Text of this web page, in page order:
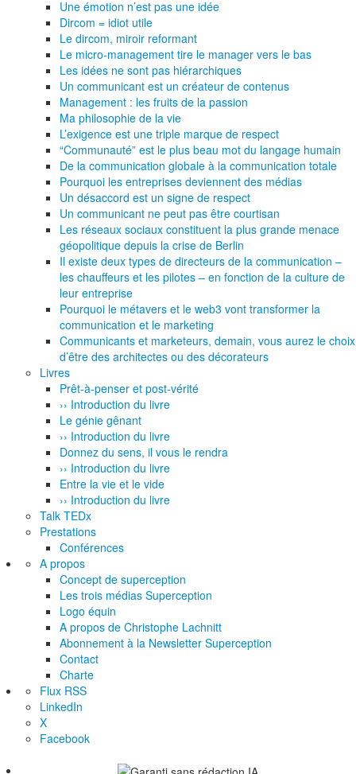
Une émotion n’est pas une idée
Dircom = idiot utile
Le dircom, miroir reformant
Le micro-management tire le manager vers le bas
Les idées ne sont pas hiérarchiques
Un communicant est un créateur de contenus
Management : les fruits de la passion
Ma philosophie de la vie
L’exigence est une triple marque de respect
“Communauté” est le plus beau mot du langage humain
De la communication globale à la communication totale
Pourquoi les entreprises deviennent des médias
Un désaccord est un signe de respect
Un communicant ne peut pas être courtisan
Les réseaux sociaux constituent la plus grande menace
géopolitique depuis la crise de Berlin
Il existe deux types de directeurs de la communication –
les chauffeurs et les pilotes – en fonction de la culture de
leur entreprise
Pourquoi le métavers et le web3 vont transformer la
communication et le marketing
Communicants et marketeurs, demain, vous aurez le choix
d’être des architectes ou des décorateurs
Livres
Prêt-à-penser et post-vérité
›› Introduction du livre
Le génie gênant
›› Introduction du livre
Donnez du sens, il vous le rendra
›› Introduction du livre
Entre la vie et le vide
›› Introduction du livre
Talk TEDx
Prestations
Conférences
A propos
Concept de superception
Les trois médias Superception
Logo équin
A propos de Christophe Lachnitt
Abonnement à la Newsletter Superception
Contact
Charte
Flux RSS
LinkedIn
X
Facebook